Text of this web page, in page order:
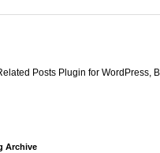
Archive